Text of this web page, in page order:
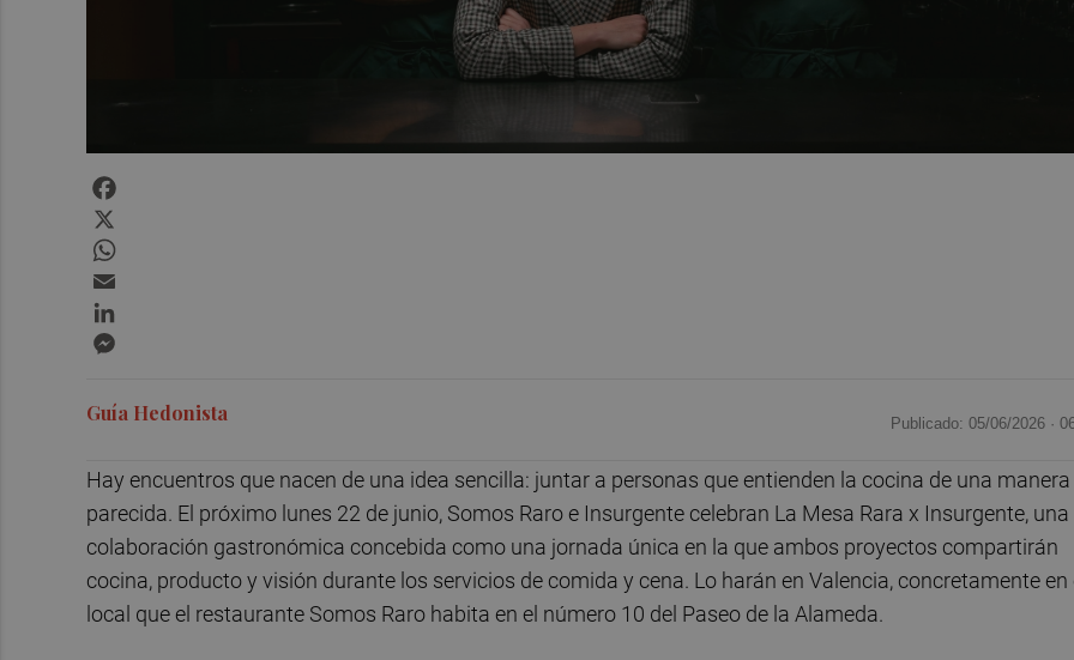
Guía Hedonista Publicado: 05/06/2026 ·
Hay encuentros que nacen de una idea sencilla: juntar a personas que entienden la cocina de una manera
parecida. El próximo lunes 22 de junio, Somos Raro e Insurgente celebran La Mesa Rara x Insurgente, una
colaboración gastronómica concebida como una jornada única en la que ambos proyectos compartirán
cocina, producto y visión durante los servicios de comida y cena. Lo harán en Valencia, concretamente en
local que el restaurante Somos Raro habita en el número 10 del Paseo de la Alameda.